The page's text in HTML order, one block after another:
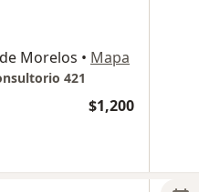
Morelos • Mapa
421
$1,200